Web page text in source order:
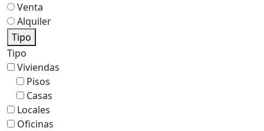
Venta
Alquiler
Tipo
Tipo
Viviendas
Pisos
Casas
Locales
Oficinas